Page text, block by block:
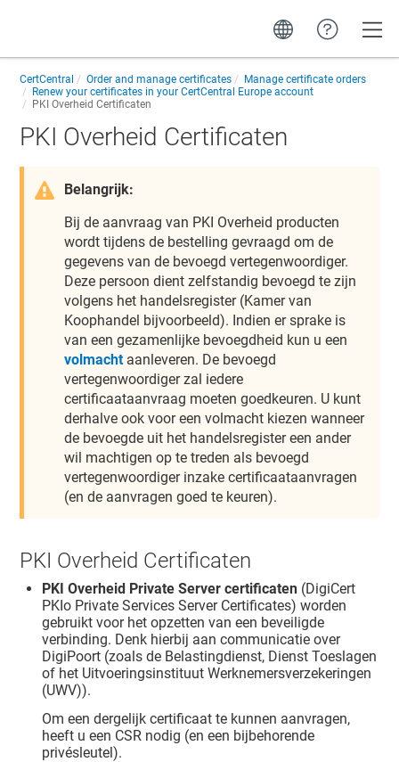
CertCentral Order and manage certificates
Manage certificate orders
Renew your certificates in your CertCentral Europe account
PKI Overheid Certificaten
PKI Overheid Certificaten
Belangrijk:
Bij de aanvraag van PKI Overheid producten
wordt tijdens de bestelling gevraagd om de
gegevens van de bevoegd vertegenwoordiger.
Deze persoon dient zelfstandig bevoegd te zijn
volgens het handelsregister (Kamer van
Koophandel bijvoorbeeld). Indien er sprake is
van een gezamenlijke bevoegdheid kun u een
volmachtaanleveren. De bevoegd
vertegenwoordiger zal iedere
certificaataanvraag moeten goedkeuren. U kunt
derhalve ook voor een volmacht kiezen wanneer
de bevoegde uit het handelsregister een ander
wil machtigen op te treden als bevoegd
vertegenwoordiger inzake certificaataanvragen
(en de aanvragen goed te keuren).
PKI Overheid Certificaten
PKI Overheid Private Server certificaten (DigiCert
PKIo Private Services Server Certificates) worden
gebruikt voor het opzetten van een beveiligde
verbinding. Denk hierbij aan communicatie over
DigiPoort (zoals de Belastingdienst, Dienst Toeslagen
of het Uitvoeringsinstituut Werknemersverzekeringen
(UWV)).
Om een dergelijk certificaat te kunnen aanvragen,
heeft u een CSR nodig (en een bijbehorende
privésleutel).